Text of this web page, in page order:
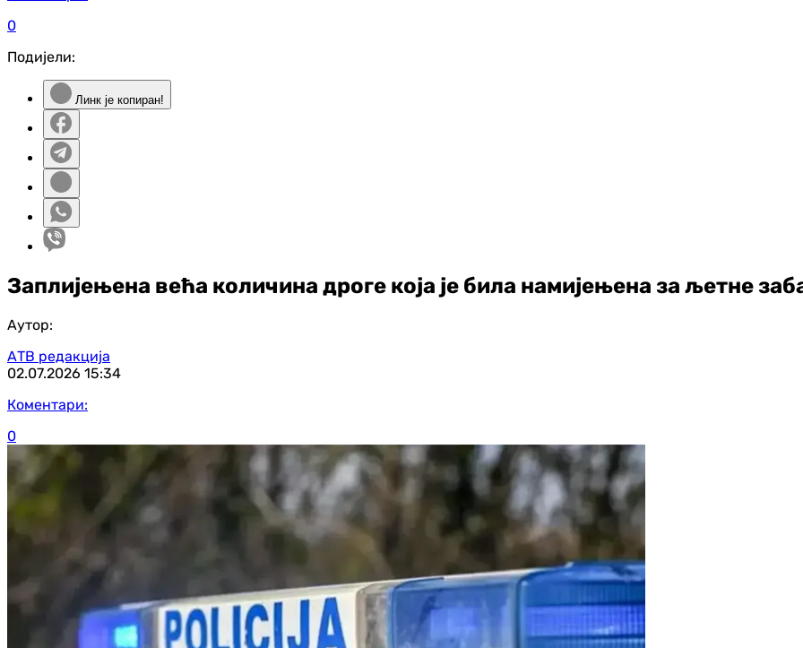
0
Подијели:
Линк је копиран!
Заплијењена већа количина дроге која је била намијењена за љетне
Аутор:
АТВ редакција
02.07.2026 15:34
Коментари:
0